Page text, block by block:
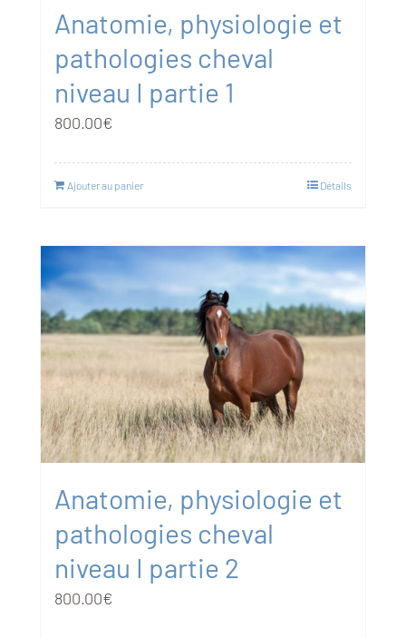
Anatomie, physiologie et
pathologies cheval
niveau I partie 1
800.00€
Ajouter au panier Détails
Anatomie, physiologie et
pathologies cheval
niveau I partie 2
800.00€